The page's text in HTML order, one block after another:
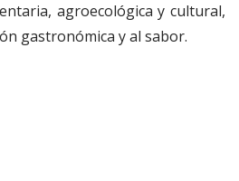
agroecológica y cultural,
gastronómica y al sabor.